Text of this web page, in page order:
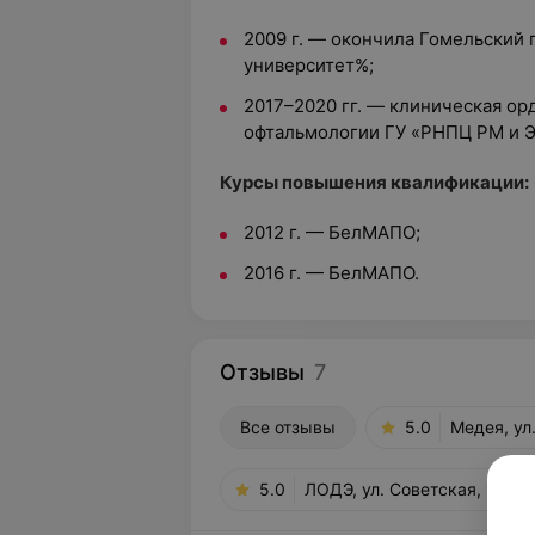
2009 г. — окончила Гомельский
университет%;
2017–2020 гг. — клиническая
офтальмологии ГУ «РНПЦ РМ и
Курсы повышения квалификации:
2012 г. — БелМАПО;
2016 г. — БелМАПО.
Отзывы 7
Все отзывы 5.0 Медея,
5.0 ЛОДЭ, ул. Советская, 126